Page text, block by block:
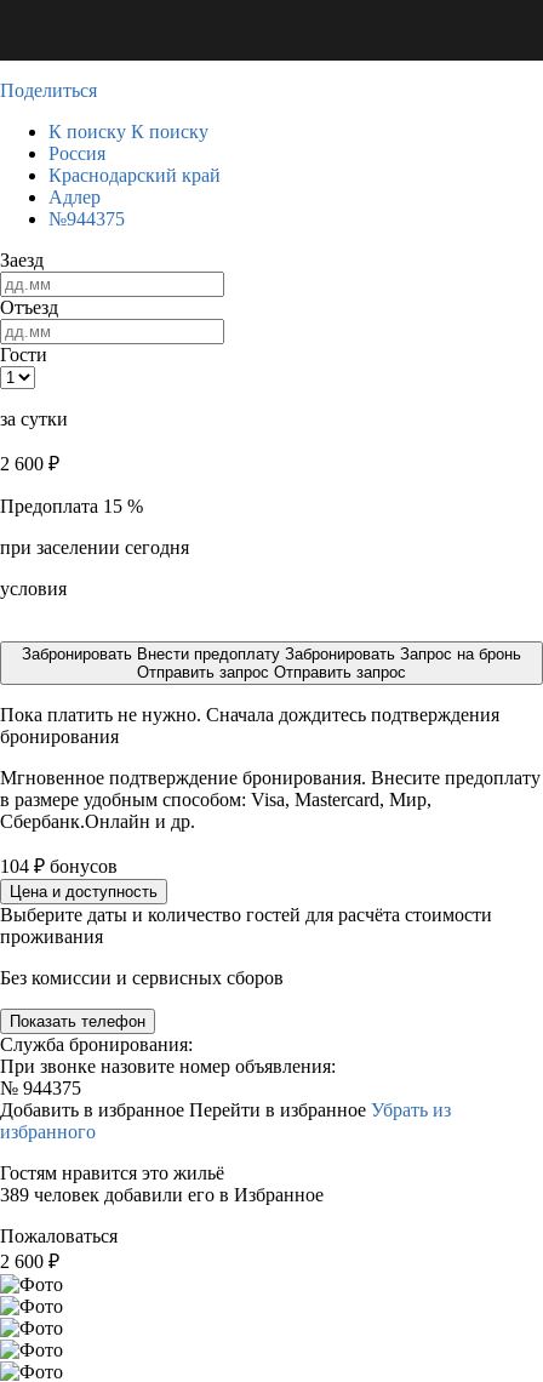
Поделиться
К поиску К поиску
Россия
Краснодарский край
Адлер
№944375
Заезд
Отъезд
Гости
за сутки
2 600 ₽
Предоплата 15 %
при заселении сегодня
условия
Забронировать Внести предоплату Забронировать Запрос на бронь
Отправить запрос Отправить запрос
Пока платить не нужно. Сначала дождитесь подтверждения
бронирования
Мгновенное подтверждение бронирования. Внесите предоплату
в размере удобным способом: Visa, Mastercard, Мир,
Сбербанк.Онлайн и др.
104 ₽ бонусов
Цена и доступность
Выберите даты и количество гостей для расчёта стоимости
проживания
Без комиссии и сервисных сборов
Показать телефон
Служба бронирования:
При звонке назовите номер объявления:
№ 944375
Добавить в избранное Перейти в избранное Убрать из
избранного
Гостям нравится это жильё
389 человек добавили его в Избранное
Пожаловаться
2 600 ₽